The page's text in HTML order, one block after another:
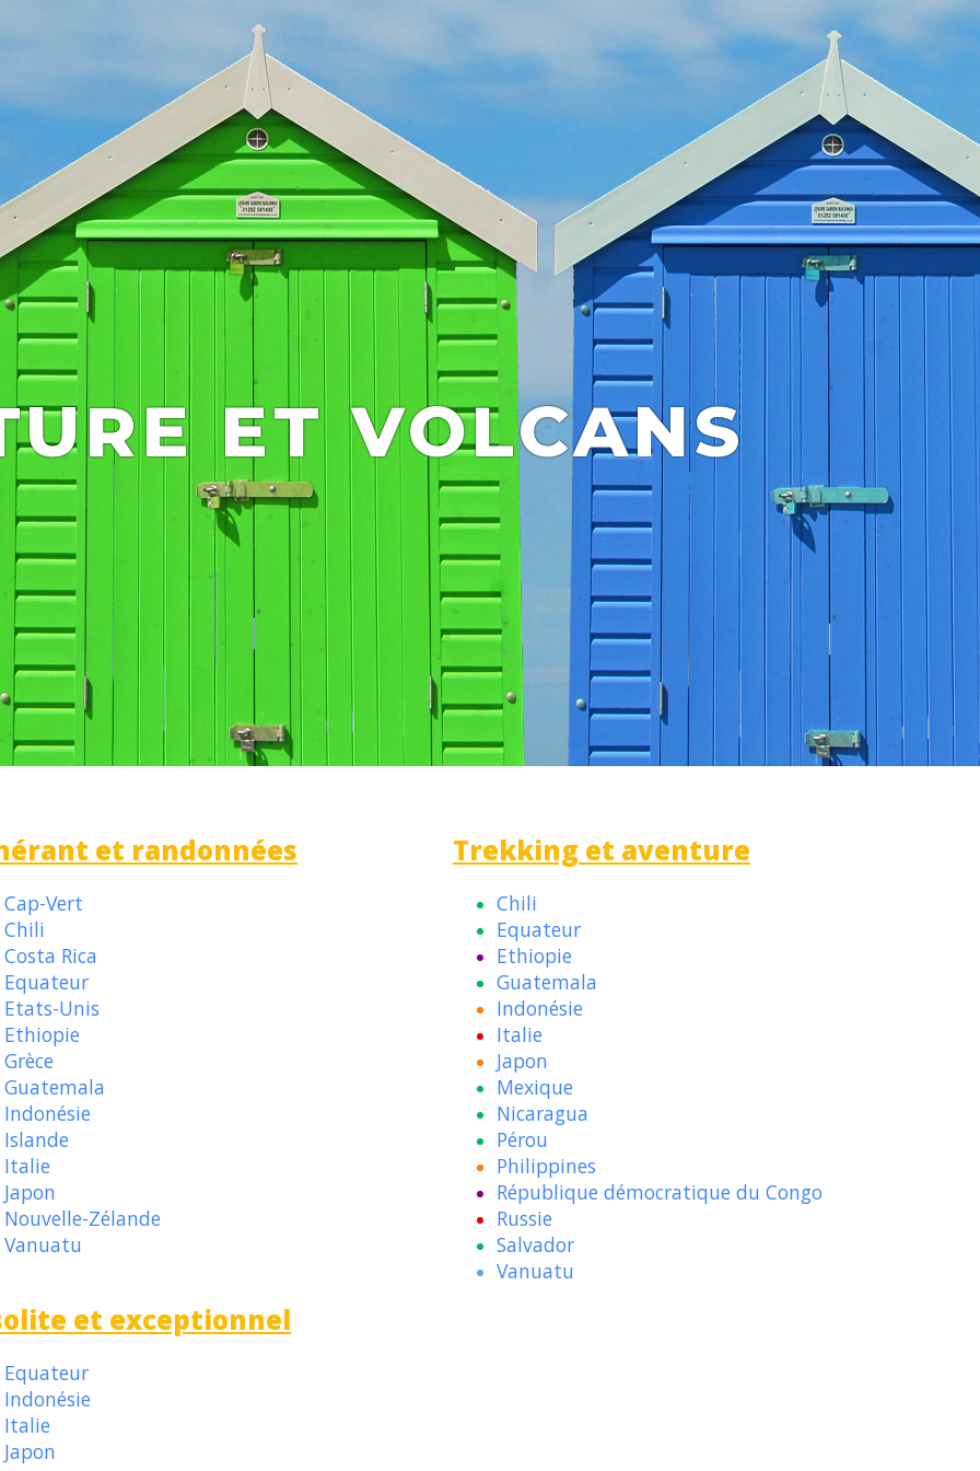
ET VOLCANS
et randonnées
Cap-Vert
Chili
Costa Rica
Equateur
Etats-Unis
Ethiopie
Grèce
Guatemala
Indonésie
Islande
Italie
Japon
Nouvelle-Zélande
Vanuatu
Trekking et aventure
Chili
Equateur
Ethiopie
Guatemala
Indonésie
Italie
Japon
Mexique
Nicaragua
Pérou
Philippines
République démocratique du Congo
Russie
Salvador
Vanuatu
et exceptionnel
Equateur
Indonésie
Italie
Japon